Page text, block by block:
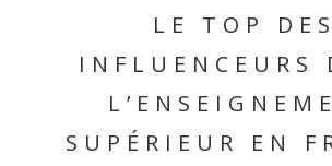
LE TOP DES
INFLUENCEURS
SUPÉRIEUR EN